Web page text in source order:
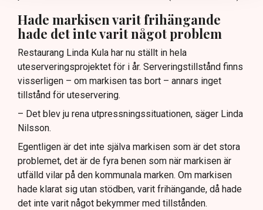
Hade markisen varit frihängande
hade det inte varit något problem
Restaurang Linda Kula har nu ställt in hela
uteserveringsprojektet för i år. Serveringstillstånd finns
visserligen – om markisen tas bort – annars inget
tillstånd för uteservering.
– Det blev ju rena utpressningssituationen, säger Linda
Nilsson.
Egentligen är det inte själva markisen som är det stora
problemet, det är de fyra benen som när markisen är
utfälld vilar på den kommunala marken. Om markisen
hade klarat sig utan stödben, varit frihängande, då hade
det inte varit något bekymmer med tillstånden.